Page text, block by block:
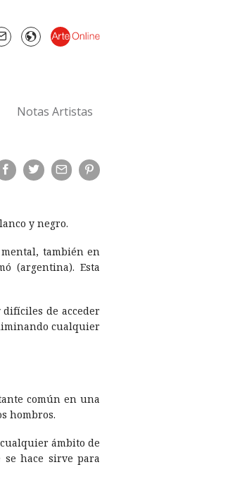
Notas Artistas
y negro.
también en
(argentina). Esta
de acceder
cualquier
común en una
hombros.
ámbito de
hace sirve para